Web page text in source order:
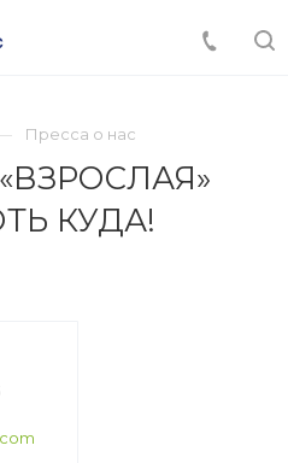
Пресса о нас
КУДА!